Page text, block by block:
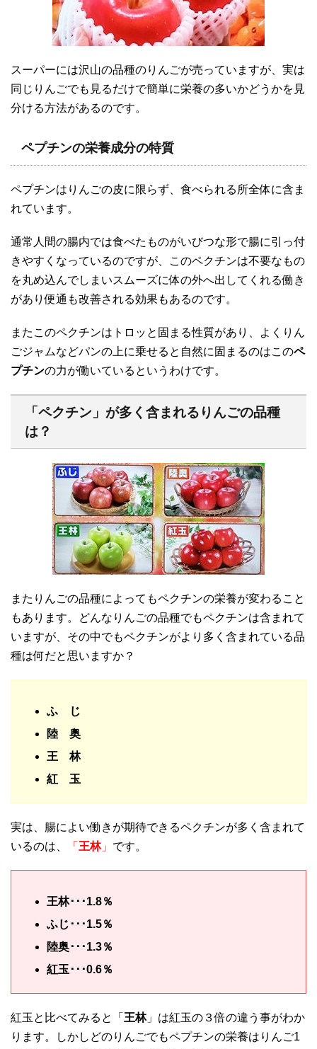
スーパーには沢山の品種のりんごが売っていますが、実は
同じりんごでも見るだけで簡単に栄養の多いかどうかを見
分ける方法があるのです。
ペプチンの栄養成分の特質
ペプチンはりんごの皮に限らず、食べられる所全体に含ま
れています。
通常人間の腸内では食べたものがいびつな形で腸に引っ付
きやすくなっているのですが、このペクチンは不要なもの
を丸め込んでしまいスムーズに体の外へ出してくれる働き
があり便通も改善される効果もあるのです。
またこのペクチンはトロッと固まる性質があり、よくりん
ごジャムなどパンの上に乗せると自然に固まるのはこのペ
プチンの力が働いているというわけです。
「ペクチン」が多く含まれるりんごの品種
は？
またりんごの品種によってもペクチンの栄養が変わること
もあります。どんなりんごの品種でもペクチンは含まれて
いますが、その中でもペクチンがより多く含まれている品
種は何だと思いますか？
ふ じ
陸 奥
王 林
紅 玉
実は、腸によい働きが期待できるペクチンが多く含まれて
いるのは、
「 王林」 です。
王林･･･1.8％
ふじ･･･1.5％
陸奥･･･1.3％
紅玉･･･0.6％
紅玉と比べてみると「 王林」は紅玉の３倍の違う事がわか
ります。しかしどのりんごでもペプチンの栄養はりんご1